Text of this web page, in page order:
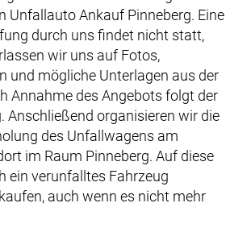
Unfallauto Ankauf Pinneberg. Eine
durch uns findet nicht statt,
wir uns auf Fotos,
und mögliche Unterlagen aus der
Annahme des Angebots folgt der
Anschließend organisieren wir die
des Unfallwagens am
im Raum Pinneberg. Auf diese
ein verunfalltes Fahrzeug
auch wenn es nicht mehr